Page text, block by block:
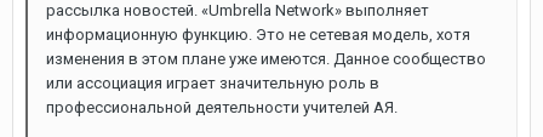
рассылка новостей. «Umbrella Network» выполняет
информационную функцию. Это не сетевая модель, хотя
изменения в этом плане уже имеются. Данное сообщество
или ассоциация играет значительную роль в
профессиональной деятельности учителей АЯ.